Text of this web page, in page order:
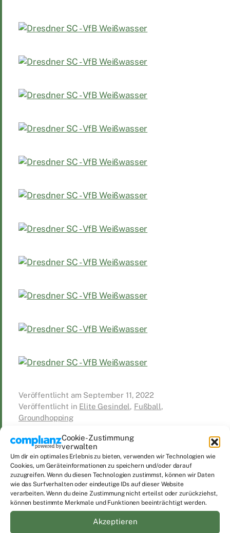
Cookie-Zustimmung
verwalten
Um dir ein optimales Erlebnis zu bieten, verwenden wir Technologien wie
Cookies, um Geräteinformationen zu speichern und/oder darauf
zuzugreifen. Wenn du diesen Technologien zustimmst, können wir Daten
wie das Surfverhalten oder eindeutige IDs auf dieser Website
verarbeiten. Wenn du deine Zustimmung nicht erteilst oder zurückziehst,
können bestimmte Merkmale und Funktionen beeinträchtigt werden.
Akzeptieren
Veröffentlicht am September 11, 2022
Veröffentlicht in Elite Gesindel, Fußball,
Groundhopping
Landesklasse Ost,VfB Weißwasser